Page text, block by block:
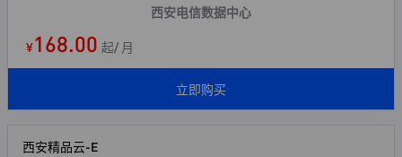
西安电信数据中心
¥168.00 起/ 月
立即购买
西安精品云-E